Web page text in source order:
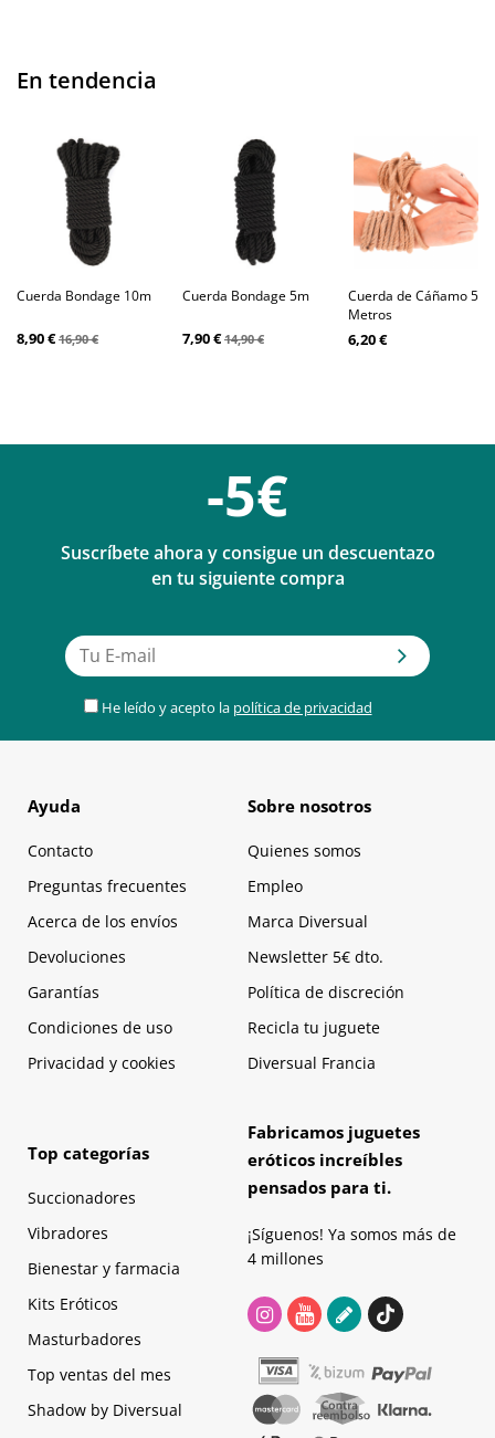
En tendencia
Cuerda Bondage 10m
8,90 €16,90 €
Cuerda Bondage 5m
7,90 €14,90 €
Cuerda de Cáñamo 5
Metros
6,20 €
-5€
Suscríbete ahora y consigue un descuentazo
en tu siguiente compra
He leído y acepto la política de privacidad
Ayuda
Contacto
Preguntas frecuentes
Acerca de los envíos
Devoluciones
Garantías
Condiciones de uso
Privacidad y cookies
Sobre nosotros
Quienes somos
Empleo
Marca Diversual
Newsletter 5€ dto.
Política de discreción
Recicla tu juguete
Diversual Francia
Top categorías
Succionadores
Vibradores
Bienestar y farmacia
Kits Eróticos
Masturbadores
Top ventas del mes
Shadow by Diversual
Fabricamos juguetes
eróticos increíbles
pensados para ti.
¡Síguenos! Ya somos más de
4 millones